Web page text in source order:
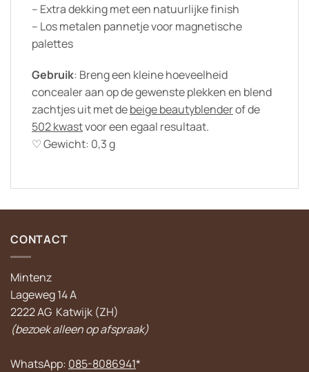
– Extra dekking met een natuurlijke finish
– Los metalen pannetje voor magnetische
palettes
Gebruik: Breng een kleine hoeveelheid
concealer aan op de gewenste plekken en blend
zachtjes uit met debeige beautyblenderof de
502 kwastvoor een egaal resultaat.
♡ Gewicht: 0,3 g
CONTACT
Mintenz
Lageweg 14 A
2222 AG Katwijk (ZH)
(bezoek alleen op afspraak)
WhatsApp: 085-8086941*